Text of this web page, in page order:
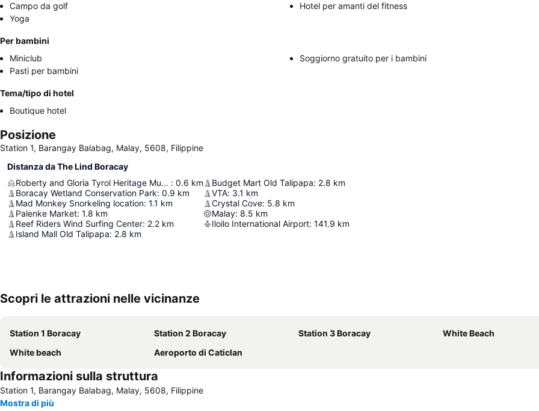
Campo da golf
Hotel per amanti del fitness
Yoga
Per bambini
Miniclub
Soggiorno gratuito per i bambini
Pasti per bambini
Tema/tipo di hotel
Boutique hotel
Posizione
Station 1, Barangay Balabag, Malay, 5608, Filippine
Distanza da The Lind Boracay
Roberty and Gloria Tyrol Heritage Museum : 0.6 km
Boracay Wetland Conservation Park: 0.9 km
Mad Monkey Snorkeling location: 1.1 km
Palenke Market: 1.8 km
Reef Riders Wind Surfing Center: 2.2 km
Island Mall Old Talipapa: 2.8 km
Budget Mart Old Talipapa: 2.8 km
VTA: 3.1 km
Crystal Cove: 5.8 km
Malay: 8.5 km
Iloilo International Airport: 141.9 km
Scopri le attrazioni nelle vicinanze
Station 1 Boracay Station 2 Boracay Station 3 Boracay
White Beach
White beach
Aeroporto di Caticlan
Informazioni sulla struttura
Station 1, Barangay Balabag, Malay, 5608, Filippine
Mostra di più